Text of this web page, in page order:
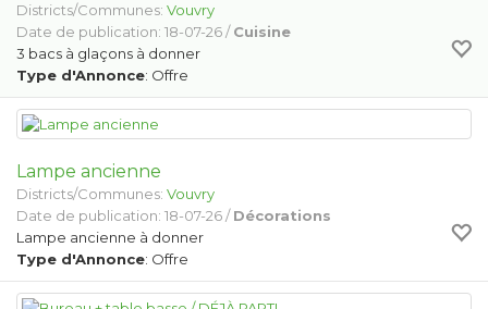
Districts/Communes: Vouvry
Date de publication: 18-07-26 /Cuisine
3 bacs à glaçons à donner
Type d'Annonce: Offre
Lampe ancienne
Districts/Communes: Vouvry
Date de publication: 18-07-26 /Décorations
Lampe ancienne à donner
Type d'Annonce: Offre